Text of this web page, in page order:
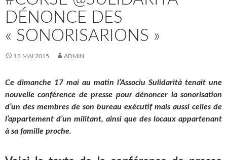
DÉNONCE DES
« SONORISARIONS »
18 MAI 2015 ADMIN
Ce dimanche 17 mai au matin l’Associu Sulidarità tenait une
nouvelle conférence de presse pour dénoncer la sonorisation
d’un des membres de son bureau exécutif mais aussi celles de
l’appartement d’un militant, ainsi que des locaux appartenant
à sa famille proche.